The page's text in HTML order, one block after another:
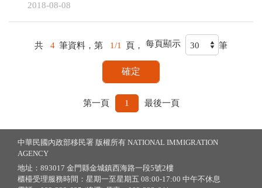
2018-08-08
共 4 筆資料，第 1/1 頁， 每頁顯示 筆
第一頁 1 最後一頁
中華民國內政部移民署 版權所有 NATIONAL IMMIGRATION
AGENCY
地址：893017 金門縣金城鎮西海路一段5號2樓
櫃檯受理服務時間：星期一至星期五 08:00-17:00 中午不休息